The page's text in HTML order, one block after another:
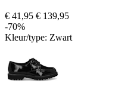
€ 41,95 € 139,95
-70%
Kleur/type: Zwart